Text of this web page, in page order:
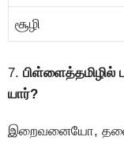
சூழி
7. பிள்ளைத்தமிழில்
யார்?
இறைவனையாே,